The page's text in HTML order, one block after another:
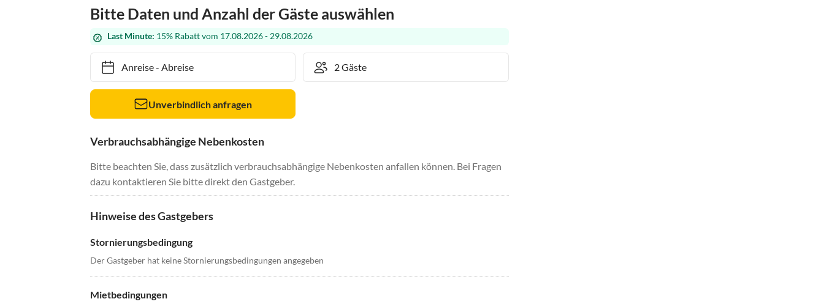
Bitte Daten und Anzahl der Gäste auswählen
Last Minute: 15% Rabatt vom 17.08.2026 - 29.08.2026
Anreise- Abreise
Unverbindlich anfragen
Verbrauchsabhängige Nebenkosten
Bitte beachten Sie, dass zusätzlich verbrauchsabhängige Nebenkosten anfallen können. Bei Fragen
dazu kontaktieren Sie bitte direkt den Gastgeber.
Hinweise des Gastgebers
Stornierungsbedingung
Der Gastgeber hat keine Stornierungsbedingungen angegeben
Mietbedingungen